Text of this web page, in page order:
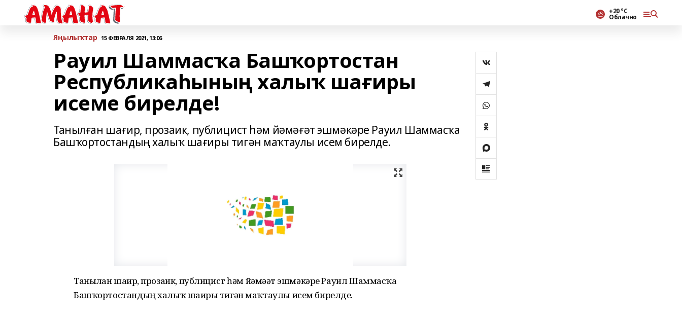
+20 °С
Облачно
Яңылыҡтар 15 ФЕВРАЛЯ 2021, 13:06
Рауил Шаммасҡа Башҡортостан
Республикаһының халыҡ шағиры
исеме бирелде!
Танылған шағир, прозаик, публицист һәм йәмәғәт эшмәкәре Рауил Шаммасҡа
Башҡортостандың халыҡ шағиры тигән маҡтаулы исем бирелде.
Танылған шағир, прозаик, публицист һәм йәмәғәт эшмәкәре Рауил Шаммасҡа
Башҡортостандың халыҡ шағиры тигән маҡтаулы исем бирелде.